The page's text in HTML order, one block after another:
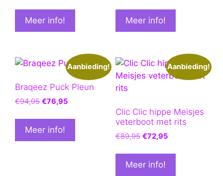
Meer info! Meer info!
Aanbieding!
Braqeez Puck Pleun
€94,95 Oorspronkelijke
was:
€94,95.
€76,95Huidige
is:
Meer info!
Aanbieding!
Clic Clic hippe Meisjes
veterboot met rits
€89,95 Oorspronkelijke
was:
€89,95.
€72,95Huidige
is:
Meer info!